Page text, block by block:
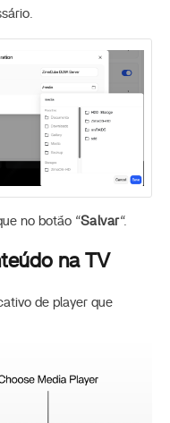
no botão “Salvar“.
na TV
de player que